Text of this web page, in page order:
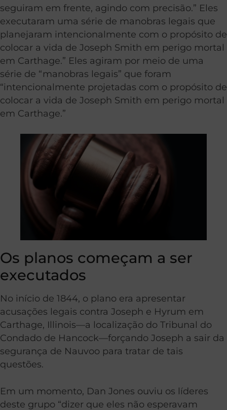
seguiram em frente, agindo com precisão.” Eles
executaram uma série de manobras legais que
planejaram intencionalmente com o propósito de
colocar a vida de Joseph Smith em perigo mortal
em Carthage.” Eles agiram por meio de uma
série de “manobras legais” que foram
“intencionalmente projetadas com o propósito de
colocar a vida de Joseph Smith em perigo mortal
em Carthage.”
Os planos começam a ser
executados
No início de 1844, o plano era apresentar
acusações legais contra Joseph e Hyrum em
Carthage, Illinois—a localização do Tribunal do
Condado de Hancock—forçando Joseph a sair da
segurança de Nauvoo para tratar de tais
questões.
Em um momento, Dan Jones ouviu os líderes
deste grupo “dizer que eles não esperavam